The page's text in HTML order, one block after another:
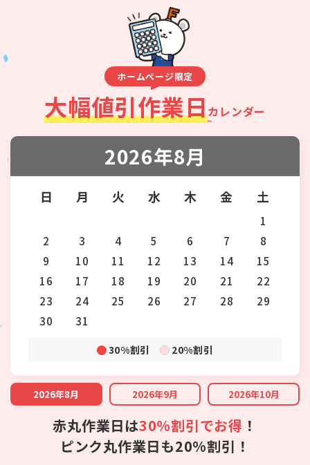
ホームページ限定
大幅値引作業日 カレンダー
2026年8月
日 月 火 水 木 金 土
1
2
3 4 5 6 7
8
9
10 11 12 13 14
15
16
17 18 19 20 21
22
23
24 25 26 27 28
29
30
31
30%割引 20%割引
2026年8月 2026年9月 2026年10月
赤丸作業日は30%割引でお得 ！
ピンク丸作業日も20%割引！